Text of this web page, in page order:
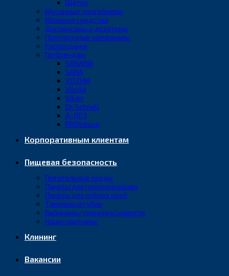
Щётки
Мусорные контейнеры
Моющие средства
Диспенсеры и дозаторы
Протирочные материалы
Распродажа
По брендам
SANARIA
SANA
YOZHIK
Vileda
Vikan
Dr. Schnell
А-ДЕЗ
PROtissue
Корпоративным клиентам
Пищевая безопасность
Питательные среды
Пакеты для гомогенизации
Пакеты для отбора проб
Тампоны и губки
Вебинары/тренинги/новости
Наши партнеры
Клининг
Вакансии